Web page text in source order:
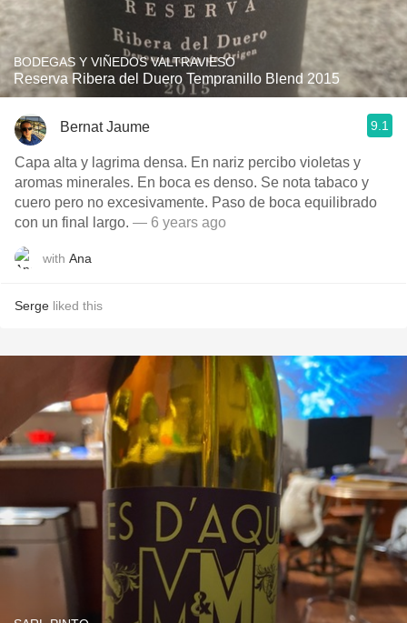
BODEGAS Y VIÑEDOS VALTRAVIESO
Reserva Ribera del Duero Tempranillo Blend 2015
Bernat Jaume 9.1
Capa alta y lagrima densa. En nariz percibo violetas y
aromas minerales. En boca es denso. Se nota tabaco y
cuero pero no excesivamente. Paso de boca equilibrado
con un final largo. — 6 years ago
with Ana
Serge liked this